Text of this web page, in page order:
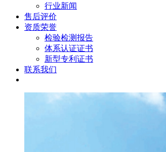
行业新闻
售后评价
资质荣誉
检验检测报告
体系认证证书
新型专利证书
联系我们